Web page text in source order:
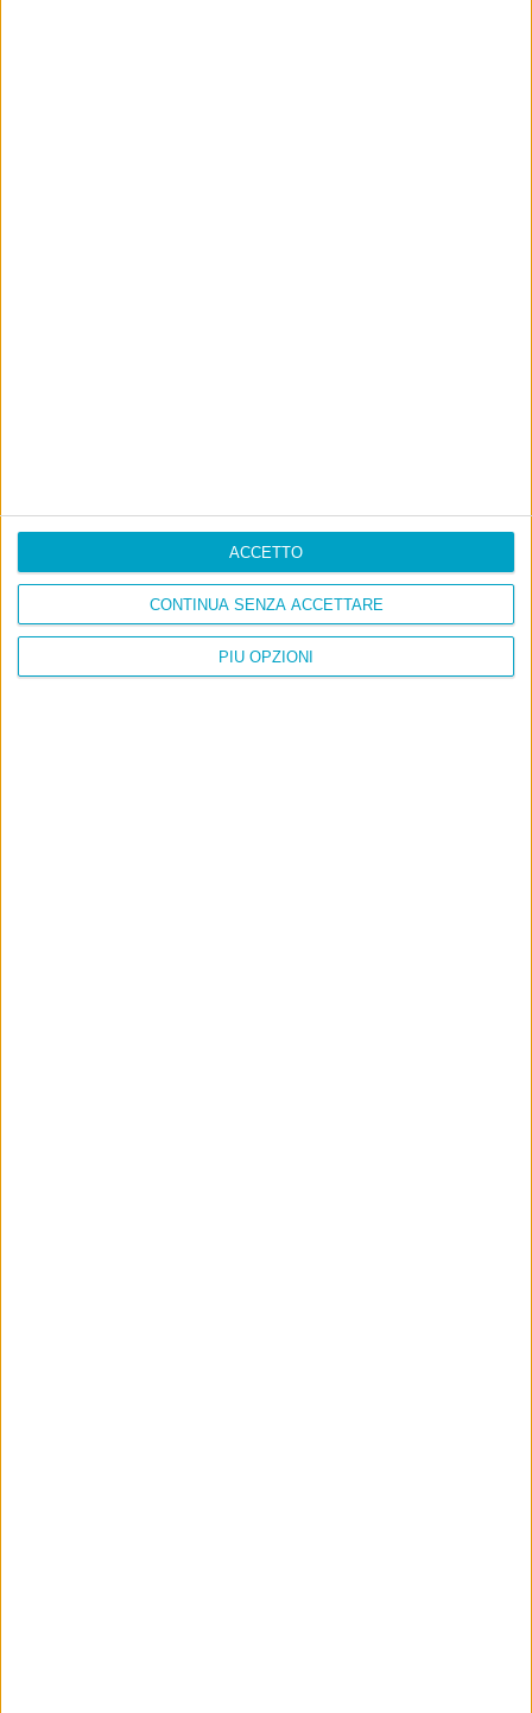
PIÙ OPZIONI
CONTINUA SENZA ACCETTARE
ACCETTO